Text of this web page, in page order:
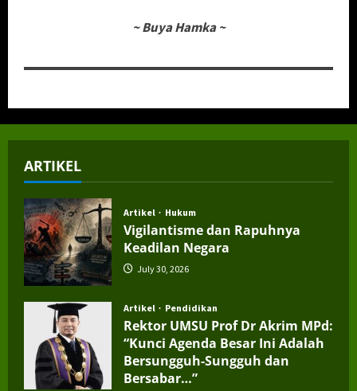
~ Buya Hamka ~
ARTIKEL
Artikel Hukum
Vigilantisme dan Rapuhnya
Keadilan Negara
July 30, 2026
Artikel Pendidikan
Rektor UMSU Prof Dr Akrim MPd:
“Kunci Agenda Besar Ini Adalah
Bersungguh-Sungguh dan
Bersabar…”